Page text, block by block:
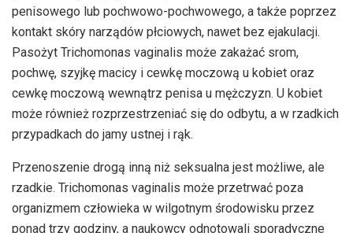
penisowego lub pochwowo-pochwowego, a także poprzez
kontakt skóry narządów płciowych, nawet bez ejakulacji.
Pasożyt Trichomonas vaginalis może zakażać srom,
pochwę, szyjkę macicy i cewkę moczową u kobiet oraz
cewkę moczową wewnątrz penisa u mężczyzn. U kobiet
może również rozprzestrzeniać się do odbytu, a w rzadkich
przypadkach do jamy ustnej i rąk.
Przenoszenie drogą inną niż seksualna jest możliwe, ale
rzadkie. Trichomonas vaginalis może przetrwać poza
organizmem człowieka w wilgotnym środowisku przez
ponad trzy godziny, a naukowcy odnotowali sporadyczne